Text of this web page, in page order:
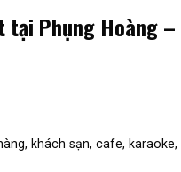
Phụng Hoàng –
khách sạn, cafe, karaoke,